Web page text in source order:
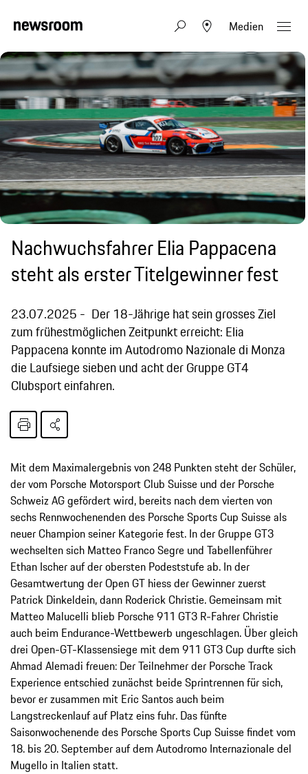
Medien
Nachwuchsfahrer Elia Pappacena
steht als erster Titelgewinner fest
23.07.2025
Der 18-Jährige hat sein grosses Ziel
zum frühestmöglichen Zeitpunkt erreicht: Elia
Pappacena konnte im Autodromo Nazionale di Monza
die Laufsiege sieben und acht der Gruppe GT4
Clubsport einfahren.
Mit dem Maximalergebnis von 248 Punkten steht der Schüler,
der vom Porsche Motorsport Club Suisse und der Porsche
Schweiz AG gefördert wird, bereits nach dem vierten von
sechs Rennwochenenden des Porsche Sports Cup Suisse als
neuer Champion seiner Kategorie fest. In der Gruppe GT3
wechselten sich Matteo Franco Segre und Tabellenführer
Ethan Ischer auf der obersten Podeststufe ab. In der
Gesamtwertung der Open GT hiess der Gewinner zuerst
Patrick Dinkeldein, dann Roderick Christie. Gemeinsam mit
Matteo Malucelli blieb Porsche 911 GT3 R-Fahrer Christie
auch beim Endurance-Wettbewerb ungeschlagen. Über gleich
drei Open-GT-Klassensiege mit dem 911 GT3 Cup durfte sich
Ahmad Alemadi freuen: Der Teilnehmer der Porsche Track
Experience entschied zunächst beide Sprintrennen für sich,
bevor er zusammen mit Eric Santos auch beim
Langstreckenlauf auf Platz eins fuhr. Das fünfte
Saisonwochenende des Porsche Sports Cup Suisse findet vom
18. bis 20. September auf dem Autodromo Internazionale del
Mugello in Italien statt.